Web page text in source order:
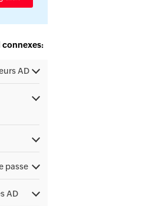
connexes:
AD
passe
AD